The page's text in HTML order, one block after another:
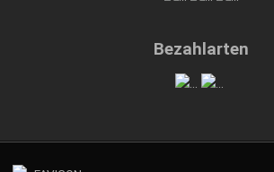
Bezahlarten